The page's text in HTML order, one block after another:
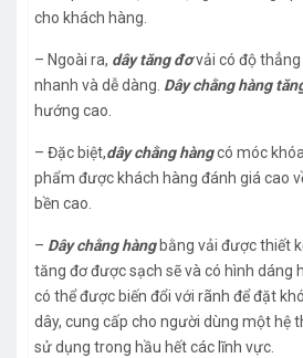
cho khách hàng.
– Ngoài ra, dây tăng đơvải có độ
nhanh và dễ dàng. Dây chằng hàng
hướng cao.
– Đặc biệt,dây chằng hàngcó móc
phẩm được khách hàng đánh giá cao
bền cao.
– Dây chằng hàngbằng vải được thiết
tăng đơ được sạch sẽ và có hình dáng
có thể được biến đổi với rãnh để đặt
dây, cung cấp cho người dùng một hệ
sử dụng trong hầu hết các lĩnh vực.